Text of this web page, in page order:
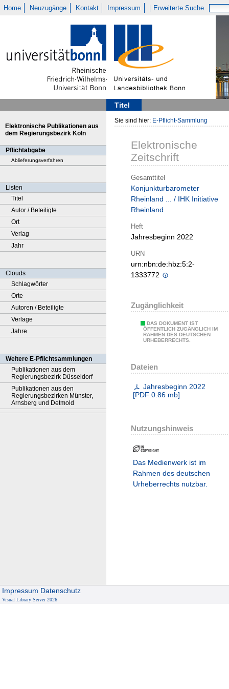
Home Neuzugänge Kontakt Impressum Erweiterte Suche
Titel
Elektronische Publikationen aus
dem Regierungsbezirk Köln
Pflichtabgabe
Ablieferungsverfahren
Listen
Titel
Autor / Beteiligte
Ort
Verlag
Jahr
Clouds
Schlagwörter
Orte
Autoren / Beteiligte
Verlage
Jahre
Weitere E-Pflichtsammlungen
Publikationen aus dem
Regierungsbezirk Düsseldorf
Publikationen aus den
Regierungsbezirken Münster,
Arnsberg und Detmold
Sie sind hier: E-Pflicht-Sammlung
Elektronische
Zeitschrift
Gesamttitel
Konjunkturbarometer
Rheinland ... / IHK Initiative
Rheinland
Heft
Jahresbeginn 2022
URN
urn:nbn:de:hbz:5:2-
1333772
Zugänglichkeit
DAS DOKUMENT IST
ÖFFENTLICH ZUGÄNGLICH IM
RAHMEN DES DEUTSCHEN
URHEBERRECHTS.
Dateien
Jahresbeginn 2022
[PDF 0.86 mb]
Nutzungshinweis
Das Medienwerk ist im
Rahmen des deutschen
Urheberrechts nutzbar.
Impressum Datenschutz
Visual Library Server 2026